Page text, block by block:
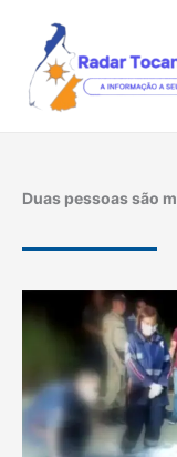
conteúdo
Duas pessoas são